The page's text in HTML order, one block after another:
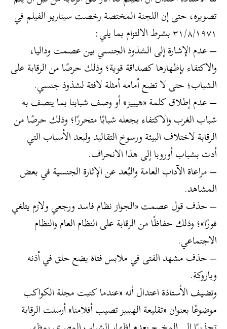
تصويره، حتى إن اللجنة المختصة رخصت سيناريو الفيلم في
٣١/٨/١٩٧١ بشرط الالتزام بما يلي:
– عدم الإشارة إلى الشذوذ الجنسي بين عصمت وداليا،
والاكتفاء بإظهارها كصداقة قوية؛ وذلك حرصًا من الرقابة على
الشباب؛ حتى لا تضع أمامه أمثلة لافتة لشذوذ جنسي.
– عدم إطلاق كلمة «هيبيز» أو وصف شبابنا بما يتصف به
شباب الغرب والاكتفاء بجعله شبابًا متحررًا؛ وذلك حرصًا من
الرقابة لاختلاف البيئة ورسوخ التقاليد ولبعد الأسباب التي
أدت بشباب أوروبا إلى هذا الانحراف.
– مراعاة الآداب العامة والبُعد عن الإثارة الجنسية في بعض
المشاهد.
– حذف قول عصمت «الجواز نظام فاسد ورجعي ولازم يتلغي
فورًا»؛ وذلك حفاظًا من الرقابة على النظام العام والنظام
الاجتماعي.
– حذف مشهد الفتى في ملابس فتاة يضع حلق في أذنه
وباروكة.
وتضيف الأستاذة اعتدال أنه «عندما كتبت مجلة الكواكب
موضوعًا بعنوان «تقليعة الهيبيز تصيب أفلامنا» أرسلت الرقابة